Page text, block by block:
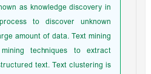
as knowledge discovery in
to discover unknown
amount of data. Text mining
techniques to extract
text. Text clustering is